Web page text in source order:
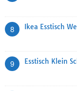
8 Ikea Esstisch
9 Esstisch Klein